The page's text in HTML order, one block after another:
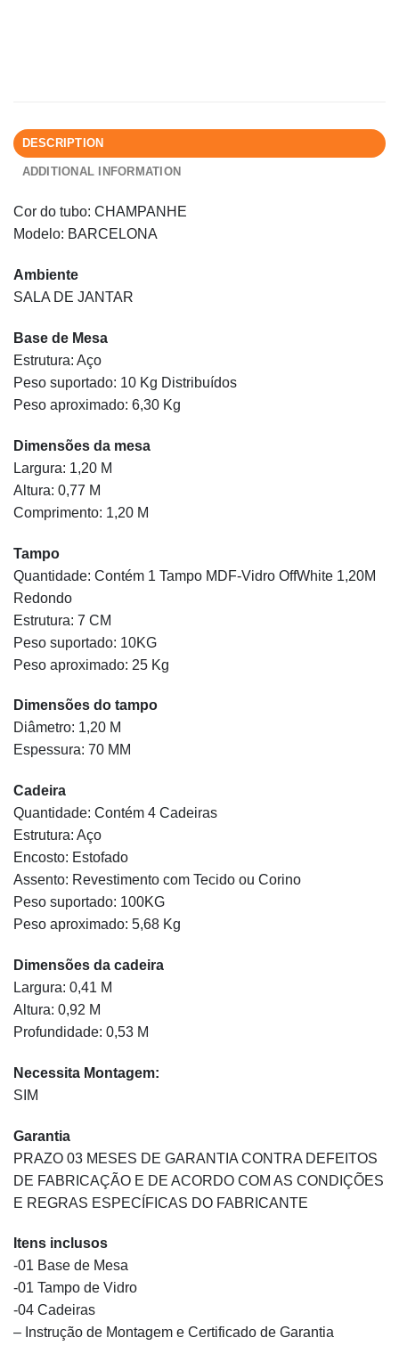
DESCRIPTION
ADDITIONAL INFORMATION
Cor do tubo: CHAMPANHE
Modelo: BARCELONA
Ambiente
SALA DE JANTAR
Base de Mesa
Estrutura: Aço
Peso suportado: 10 Kg Distribuídos
Peso aproximado: 6,30 Kg
Dimensões da mesa
Largura: 1,20 M
Altura: 0,77 M
Comprimento: 1,20 M
Tampo
Quantidade: Contém 1 Tampo MDF-Vidro OffWhite 1,20M
Redondo
Estrutura: 7 CM
Peso suportado: 10KG
Peso aproximado: 25 Kg
Dimensões do tampo
Diâmetro: 1,20 M
Espessura: 70 MM
Cadeira
Quantidade: Contém 4 Cadeiras
Estrutura: Aço
Encosto: Estofado
Assento: Revestimento com Tecido ou Corino
Peso suportado: 100KG
Peso aproximado: 5,68 Kg
Dimensões da cadeira
Largura: 0,41 M
Altura: 0,92 M
Profundidade: 0,53 M
Necessita Montagem:
SIM
Garantia
PRAZO 03 MESES DE GARANTIA CONTRA DEFEITOS
DE FABRICAÇÃO E DE ACORDO COM AS CONDIÇÕES
E REGRAS ESPECÍFICAS DO FABRICANTE
Itens inclusos
-01 Base de Mesa
-01 Tampo de Vidro
-04 Cadeiras
– Instrução de Montagem e Certificado de Garantia